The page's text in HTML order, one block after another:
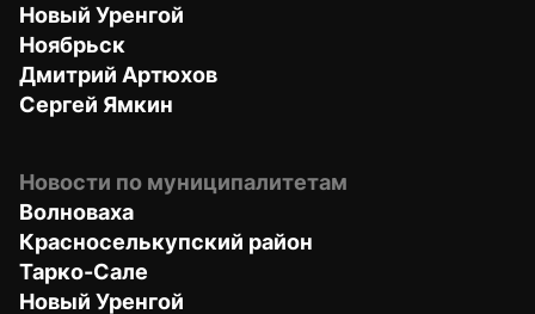
Новый Уренгой
Ноябрьск
Дмитрий Артюхов
Сергей Ямкин
Новости по муниципалитетам
Волноваха
Красноселькупский район
Тарко-Сале
Новый Уренгой